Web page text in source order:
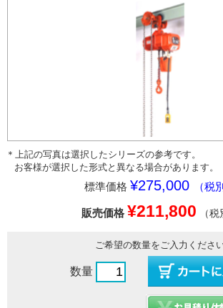
＊上記の写真は選択したシリーズの参考です。
お客様が選択した形式と異なる場合があります。
標準価格 ¥275,000 （税
販売価格 ¥211,800 （税
ご希望の数量をご入力くださ
数量